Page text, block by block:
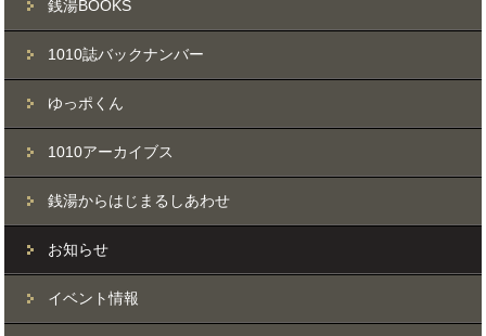
銭湯BOOKS
1010誌バックナンバー
ゆっポくん
1010アーカイブス
銭湯からはじまるしあわせ
お知らせ
イベント情報